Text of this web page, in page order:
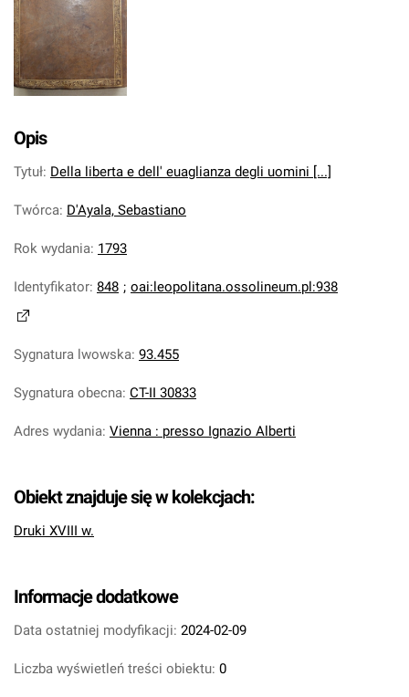
Opis
Tytuł: Della liberta e dell' euaglianza degli uomini [...]
Twórca: D'Ayala, Sebastiano
Rok wydania: 1793
Identyfikator: 848 ; oai:leopolitana.ossolineum.pl:938
Sygnatura lwowska: 93.455
Sygnatura obecna: CT-II 30833
Adres wydania: Vienna : presso Ignazio Alberti
Obiekt znajduje się w kolekcjach:
Druki XVIII w.
Informacje dodatkowe
Data ostatniej modyfikacji: 2024-02-09
Liczba wyświetleń treści obiektu: 0